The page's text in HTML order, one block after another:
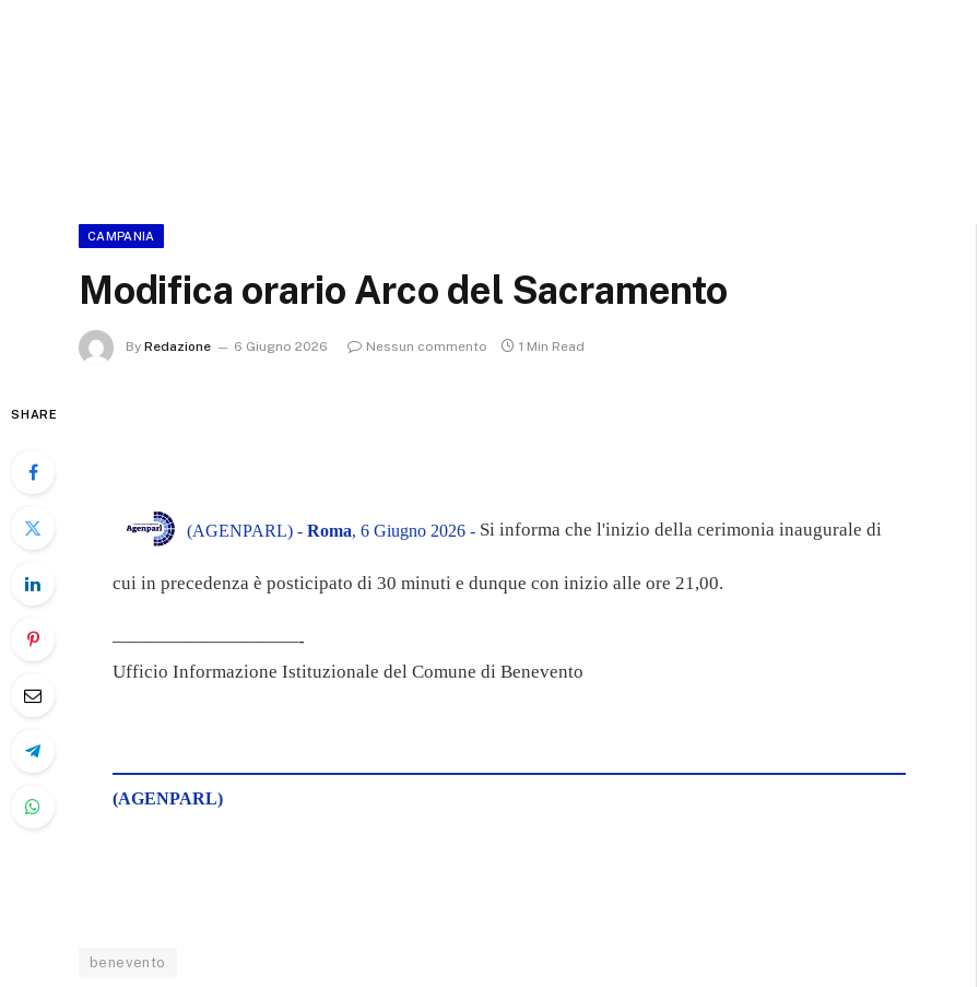
CAMPANIA
Modifica orario Arco del Sacramento
By Redazione 6 Giugno 2026 Nessun commento 1 Min Read
SHARE
(AGENPARL) - Roma, 6 Giugno 2026 - Si informa che l'inizio della cerimonia inaugurale di
cui in precedenza è posticipato di 30 minuti e dunque con inizio alle ore 21,00.
——————————-
Ufficio Informazione Istituzionale del Comune di Benevento
(AGENPARL)
benevento